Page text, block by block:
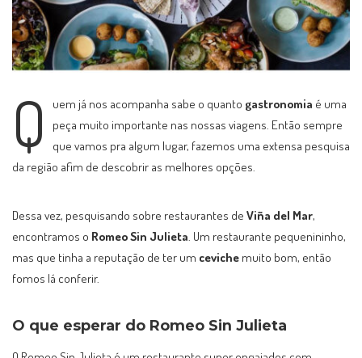
Q uem já nos acompanha sabe o quanto gastronomia é uma
peça muito importante nas nossas viagens. Então sempre
que vamos pra algum lugar, fazemos uma extensa pesquisa
da região afim de descobrir as melhores opções.
Dessa vez, pesquisando sobre restaurantes de Viña del Mar,
encontramos o Romeo Sin Julieta. Um restaurante pequenininho,
mas que tinha a reputação de ter um ceviche muito bom, então
fomos lá conferir.
O que esperar do Romeo Sin Julieta